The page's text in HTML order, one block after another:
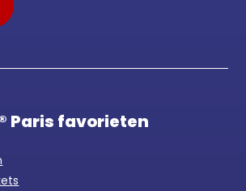
Paris favorieten